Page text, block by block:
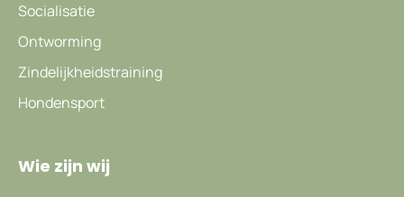
Socialisatie
Ontworming
Zindelijkheidstraining
Hondensport
Wie zijn wij